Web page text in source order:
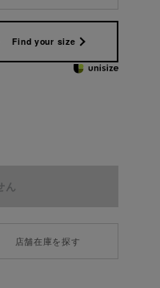
Find your size
店舗在庫を探す